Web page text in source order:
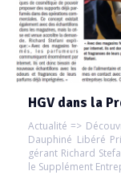
HGV dans la
Actualité =>
Dauphiné Libéré
gérant Richard
le Supplément